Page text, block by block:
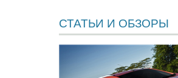
СТАТЬИ И ОБЗОРЫ